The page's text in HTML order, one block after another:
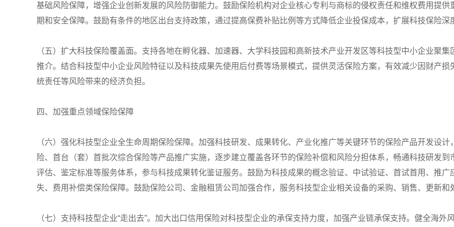
基础风险保障，增强企业创新发展的风险防御能力。鼓励保险机构对企业核心专利与商标的侵权责任和维权费用提
期和安全保障。鼓励有条件的地区出台支持政策，通过提高保费补贴比例等方式降低企业投保成本，扩展科技保险深
（五）扩大科技保险覆盖面。支持各地在孵化器、加速器、大学科技园和高新技术产业开发区等科技型中小企业聚
推介。结合科技型中小企业风险特征以及科技成果先使用后付费等场景模式，提供灵活保险方案，有效减少因财产
统责任等风险带来的经济负担。
四、加强重点领域保险保障
（六）强化科技型企业全生命周期保险保障。加强科技研发、成果转化、产业化推广等关键环节的保险产品开发设
险、首台（套）首批次综合保险等产品推广实施，逐步建立覆盖各环节的保险补偿和风险分担体系，畅通科技研发
评估、鉴定标准等服务体系，参与科技成果转化鉴证服务。鼓励为科技成果的概念验证、中试验证、首试首用、推
失、费用补偿类保险保障。鼓励保险公司、金融租赁公司加强合作，服务科技型企业相关设备的采购、销售、更新和
（七）支持科技型企业“走出去”。加大出口信用保险对科技型企业的承保支持力度，加强产业链承保支持。健全海